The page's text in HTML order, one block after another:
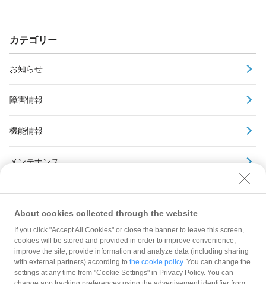
カテゴリー
お知らせ
障害情報
機能情報
メンテナンス
規約
ガイドライン
About cookies collected through the website
If you click "Accept All Cookies" or close the banner to leave this screen,
cookies will be stored and provided in order to improve convenience,
improve the site, provide information and analyze data (including sharing
with external partners) according to the cookie policy. You can change the
settings at any time from "Cookie Settings" in Privacy Policy. You can